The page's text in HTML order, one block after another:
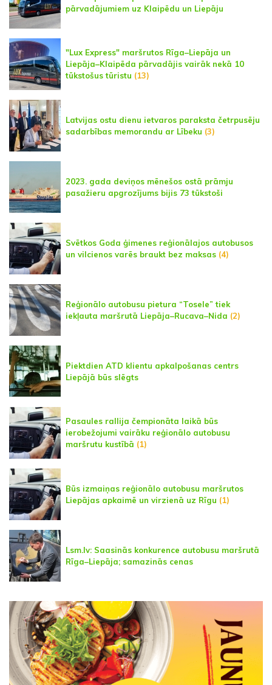
pārvadājumiem uz Klaipēdu un Liepāju
"Lux Express" maršrutos Rīga–Liepāja un
Liepāja–Klaipēda pārvadājis vairāk nekā 10
tūkstošus tūristu (13)
Latvijas ostu dienu ietvaros paraksta četrpusēju
sadarbības memorandu ar Lībeku (3)
2023. gada deviņos mēnešos ostā prāmju
pasažieru apgrozījums bijis 73 tūkstoši
Svētkos Goda ģimenes reģionālajos autobusos
un vilcienos varēs braukt bez maksas (4)
Reģionālo autobusu pietura “Tosele” tiek
iekļauta maršrutā Liepāja–Rucava–Nida (2)
Piektdien ATD klientu apkalpošanas centrs
Liepājā būs slēgts
Pasaules rallija čempionāta laikā būs
ierobežojumi vairāku reģionālo autobusu
maršrutu kustībā (1)
Būs izmaiņas reģionālo autobusu maršrutos
Liepājas apkaimē un virzienā uz Rīgu (1)
Lsm.lv: Saasinās konkurence autobusu maršrutā
Rīga–Liepāja; samazinās cenas